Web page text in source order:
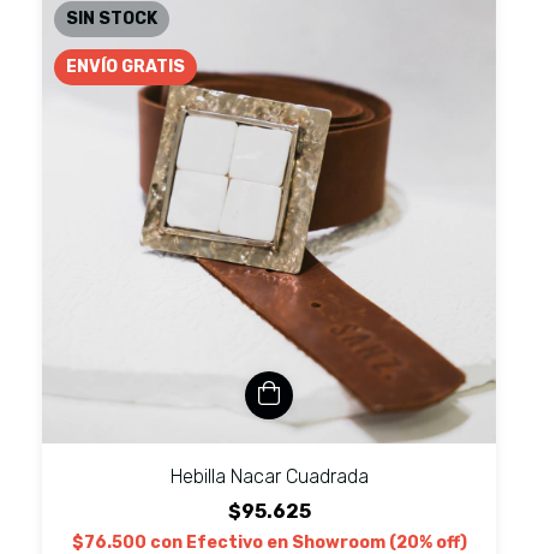
SIN STOCK
ENVÍO GRATIS
Hebilla Nacar Cuadrada
$95.625
$76.500 con Efectivo en Showroom (20% off)